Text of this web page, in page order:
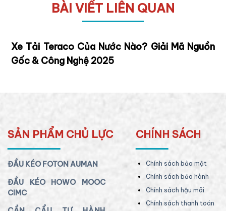
BÀI VIẾT LIÊN QUAN
Xe Tải Teraco Của Nước Nào? Giải Mã Nguồn
Gốc & Công Nghệ 2025
SẢN PHẨM CHỦ LỰC
ĐẦU KÉO FOTON AUMAN
ĐẦU KÉO HOWO MOOC
CIMC
CHÍNH SÁCH
Chính sách bảo mật
Chính sách bảo hành
Chính sách hậu mãi
Chính sách thanh toán